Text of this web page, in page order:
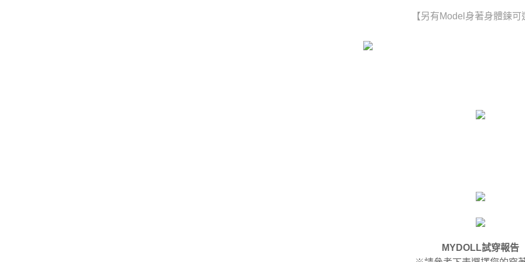
【另有Model身著身體鍊可
MYDOLL試穿報告